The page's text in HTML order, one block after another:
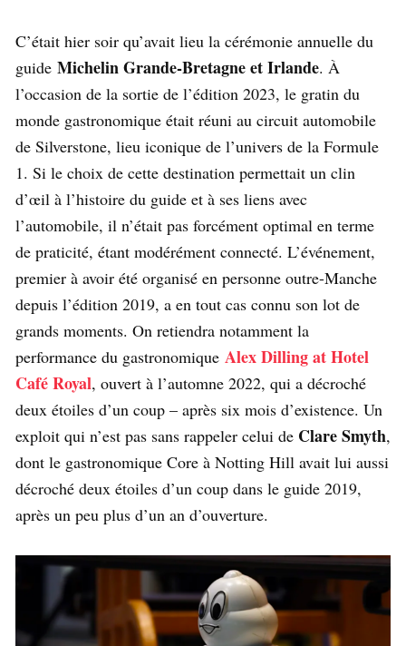
C’était hier soir qu’avait lieu la cérémonie annuelle du
guide Michelin Grande-Bretagne et Irlande. À
l’occasion de la sortie de l’édition 2023, le gratin du
monde gastronomique était réuni au circuit automobile
de Silverstone, lieu iconique de l’univers de la Formule
1. Si le choix de cette destination permettait un clin
d’œil à l’histoire du guide et à ses liens avec
l’automobile, il n’était pas forcément optimal en terme
de praticité, étant modérément connecté. L’événement,
premier à avoir été organisé en personne outre-Manche
depuis l’édition 2019, a en tout cas connu son lot de
grands moments. On retiendra notamment la
performance du gastronomique Alex Dilling at Hotel
Café Royal, ouvert à l’automne 2022, qui a décroché
deux étoiles d’un coup – après six mois d’existence. Un
exploit qui n’est pas sans rappeler celui de Clare Smyth,
dont le gastronomique Core à Notting Hill avait lui aussi
décroché deux étoiles d’un coup dans le guide 2019,
après un peu plus d’un an d’ouverture.